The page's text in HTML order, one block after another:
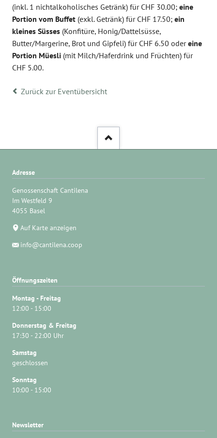
(inkl. 1 nichtalkoholisches Getränk) für CHF 30.00; eine
Portion vom Buffet(exkl. Getränk) für CHF 17.50; ein
kleines Süsses(Konfitüre, Honig/Dattelsüsse,
Butter/Margerine, Brot und Gipfeli) für CHF 6.50 odereine
Portion Müesli(mit Milch/Haferdrink und Früchten) für
CHF 5.00.
Zurück zur Eventübersicht
Adresse
Genossenschaft Cantilena
Im Westfeld 9
4055 Basel
Auf Karte anzeigen
info@cantilena.coop
Öffnungszeiten
Montag - Freitag
12:00 - 15:00
Donnerstag & Freitag
17:30 - 22:00 Uhr
Samstag
geschlossen
Sonntag
10:00 - 15:00
Newsletter